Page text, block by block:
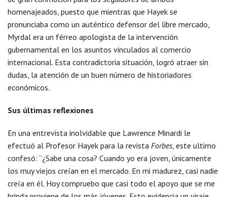
homenajeados, puesto que mientras que Hayek se
pronunciaba como un auténtico defensor del libre mercado,
Myrdal era un férreo apologista de la intervención
gubernamental en los asuntos vinculados al comercio
internacional. Esta contradictoria situación, logró atraer sin
dudas, la atención de un buen número de historiadores
económicos.
Sus últimas reflexiones
En una entrevista inolvidable que Lawrence Minardi le
efectuó al Profesor Hayek para la revista Forbes , este ultimo
confesó: “¿Sabe una cosa? Cuando yo era joven, únicamente
los muy viejos creían en el mercado. En mi madurez, casi nadie
creía en él. Hoy compruebo que casi todo el apoyo que se me